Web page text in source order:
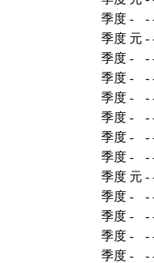
季度 - -
季度 元 -
季度 - -
季度 - -
季度 - -
季度 - -
季度 - -
季度 - -
季度 元 -
季度 - -
季度 - -
季度 - -
季度 - -